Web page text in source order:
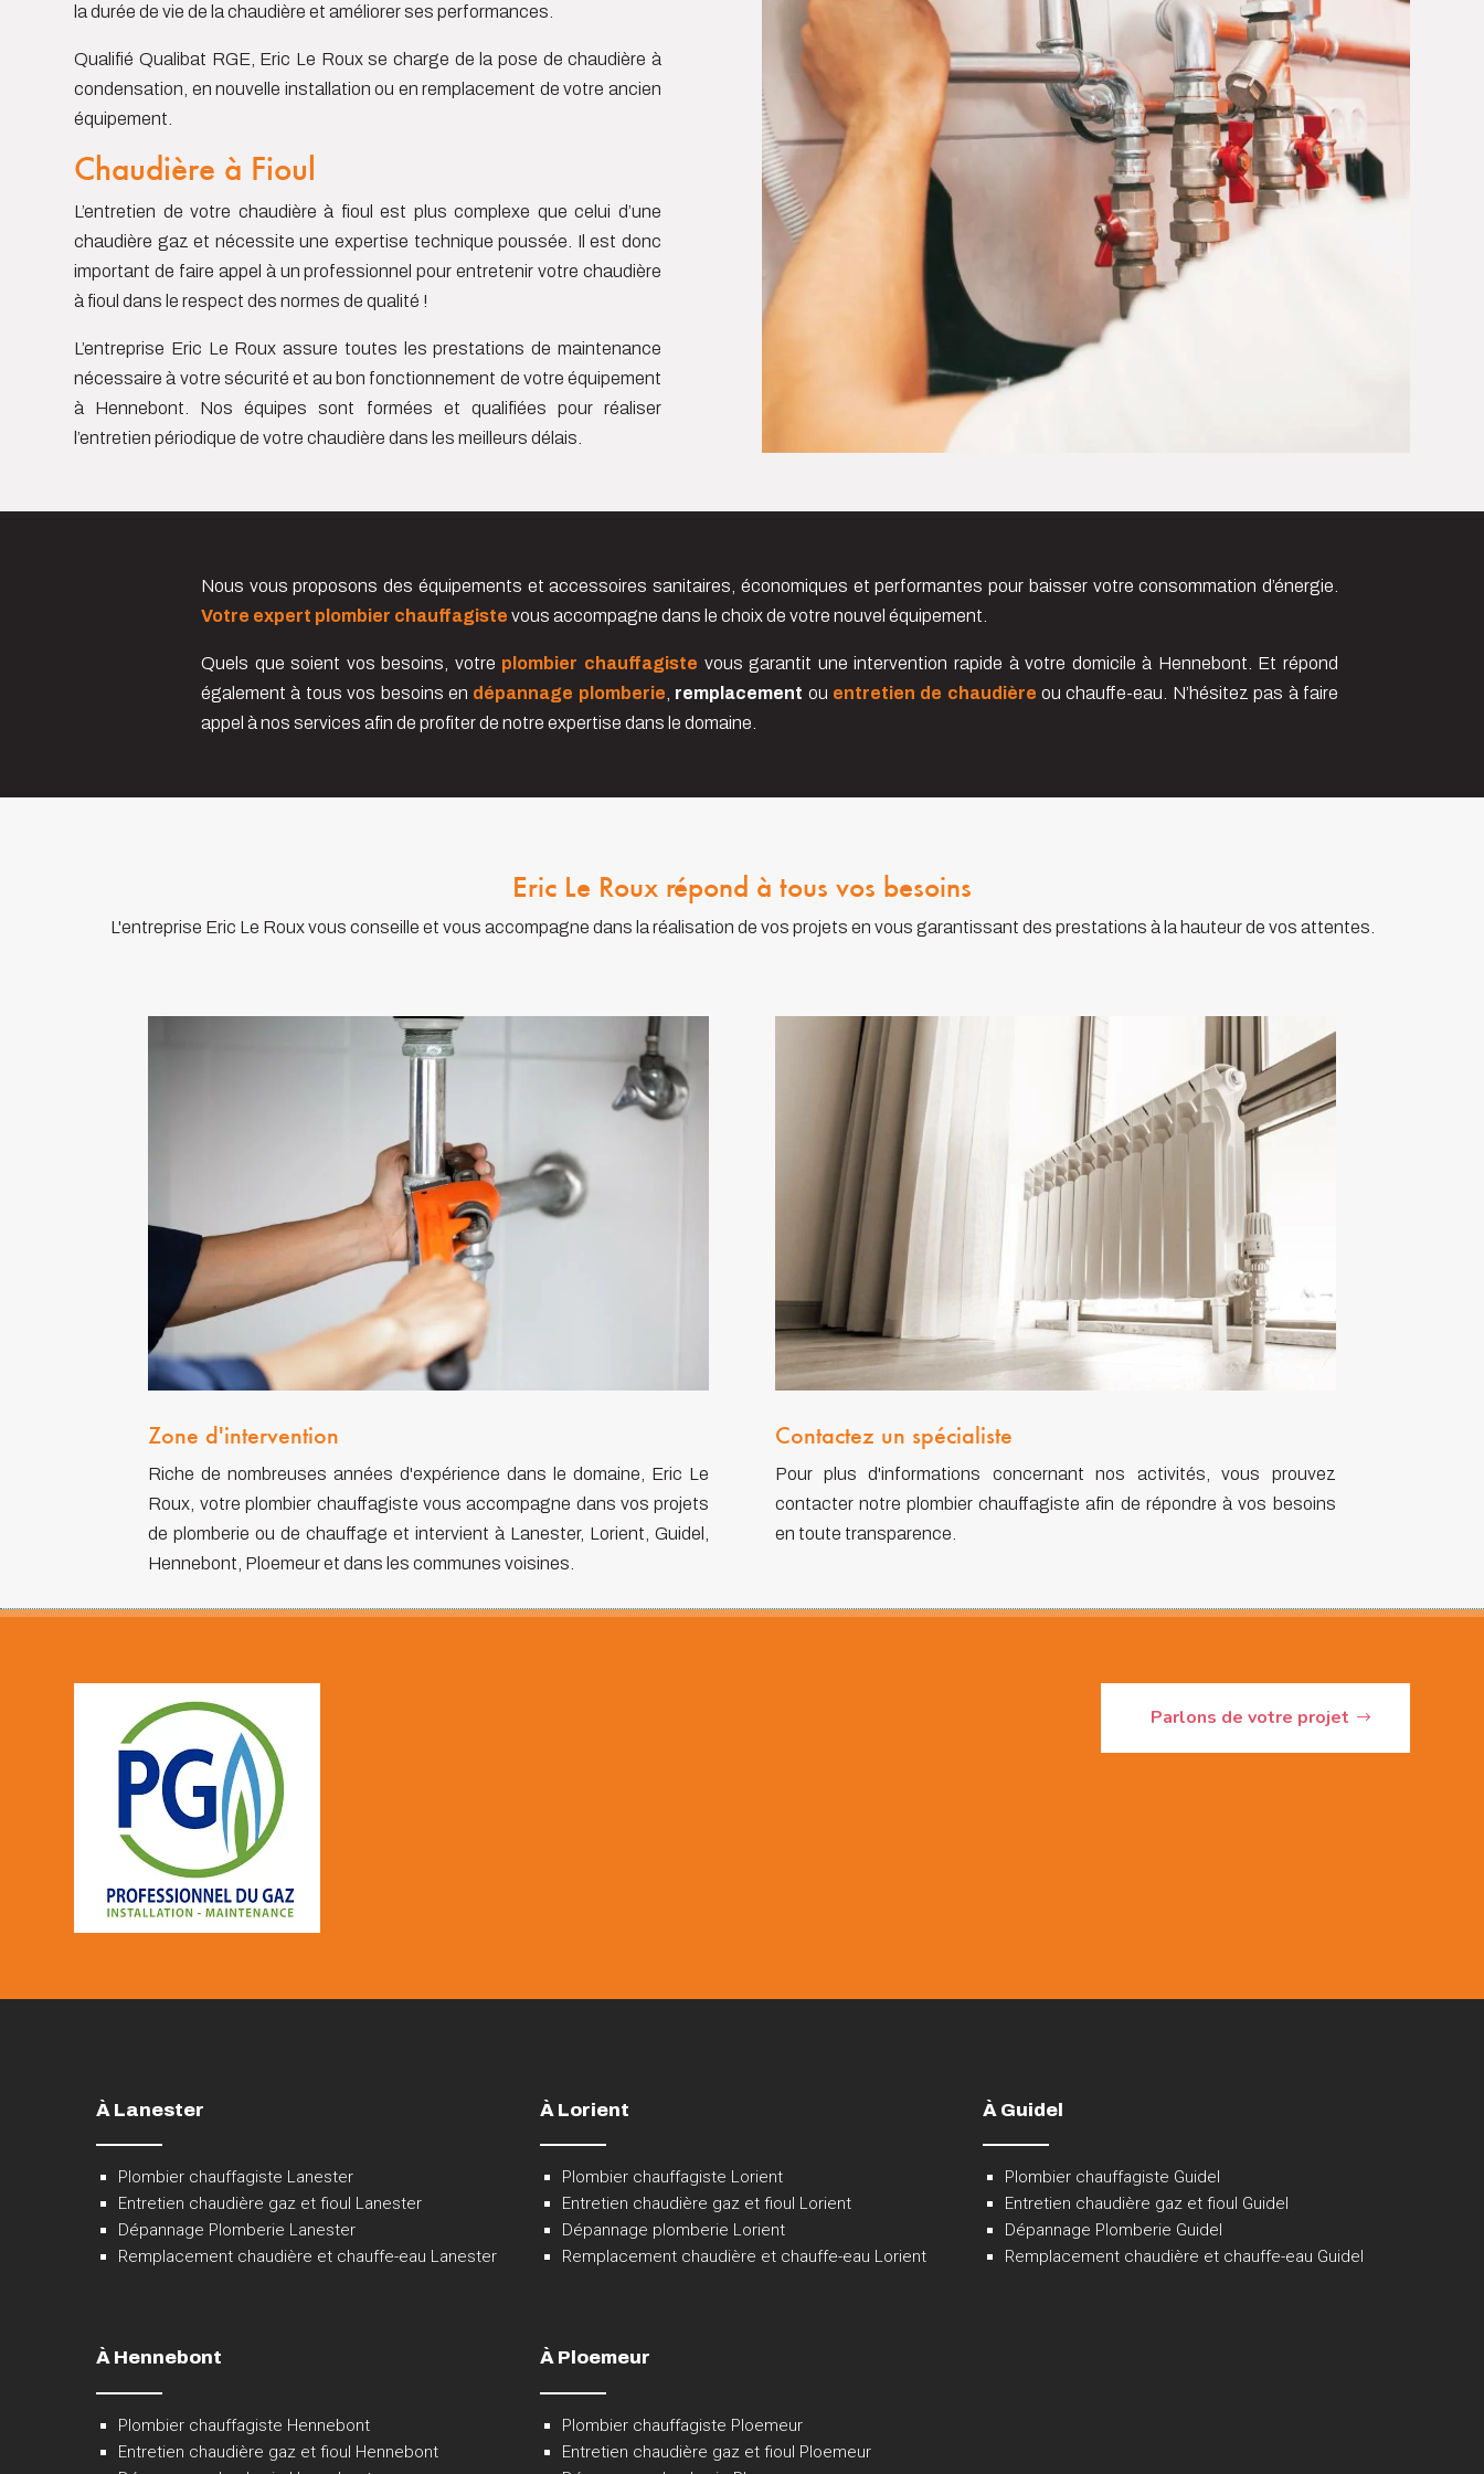
la durée de vie de la chaudière et améliorer ses performances.
Qualifié Qualibat RGE, Eric Le Roux se charge de la pose de chaudière à
condensation, en nouvelle installation ou en remplacement de votre ancien
équipement.
Chaudière à Fioul
L’entretien de votre chaudière à fioul est plus complexe que celui d’une
chaudière gaz et nécessite une expertise technique poussée. Il est donc
important de faire appel à un professionnel pour entretenir votre chaudière
à fioul dans le respect des normes de qualité !
L’entreprise Eric Le Roux assure toutes les prestations de maintenance
nécessaire à votre sécurité et au bon fonctionnement de votre équipement
à Hennebont. Nos équipes sont formées et qualifiées pour réaliser
l’entretien périodique de votre chaudière dans les meilleurs délais.
Nous vous proposons des équipements et accessoires sanitaires, économiques et performantes pour baisser votre consommation d’énergie.
Votre expert plombier chauffagiste vous accompagne dans le choix de votre nouvel équipement.
Quels que soient vos besoins, votre plombier chauffagiste vous garantit une intervention rapide à votre domicile à Hennebont. Et répond
également à tous vos besoins en dépannage plomberie remplacement ou entretien de chaudière ou chauffe-eau. N’hésitez pas à faire
appel à nos services afin de profiter de notre expertise dans le domaine.
Eric Le Roux répond à tous vos besoins
L'entreprise Eric Le Roux vous conseille et vous accompagne dans la réalisation de vos projets en vous garantissant des prestations à la hauteur de vos attentes.
Zone d'intervention
Riche de nombreuses années d'expérience dans le domaine, Eric Le
Roux, votre plombier chauffagiste vous accompagne dans vos projets
de plomberie ou de chauffage et intervient à Lanester, Lorient, Guidel,
Hennebont, Ploemeur et dans les communes voisines.
Contactez un spécialiste
Pour plus d'informations concernant nos activités, vous prouvez
contacter notre plombier chauffagiste afin de répondre à vos besoins
en toute transparence.
Parlons de votre projet
À Lanester
Plombier chauffagiste Lanester
Entretien chaudière gaz et fioul Lanester
Dépannage Plomberie Lanester
Remplacement chaudière et chauffe-eau Lanester
À Lorient
Plombier chauffagiste Lorient
Entretien chaudière gaz et fioul Lorient
Dépannage plomberie Lorient
Remplacement chaudière et chauffe-eau Lorient
À Guidel
Plombier chauffagiste Guidel
Entretien chaudière gaz et fioul Guidel
Dépannage Plomberie Guidel
Remplacement chaudière et chauffe-eau Guidel
À Hennebont
Plombier chauffagiste Hennebont
Entretien chaudière gaz et fioul Hennebont
À Ploemeur
Plombier chauffagiste Ploemeur
Entretien chaudière gaz et fioul Ploemeur